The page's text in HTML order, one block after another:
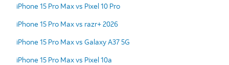
iPhone 15 Pro Max vs Pixel 10 Pro
iPhone 15 Pro Max vs razr+ 2026
iPhone 15 Pro Max vs Galaxy A37 5G
iPhone 15 Pro Max vs Pixel 10a